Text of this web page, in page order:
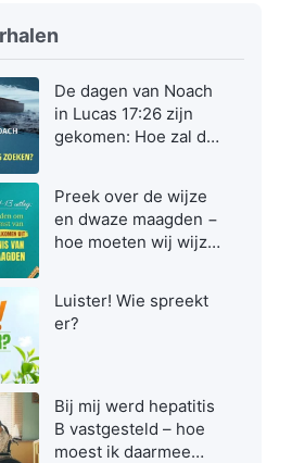
De dagen van Noach
in Lucas 17:26 zijn
gekomen: Hoe zal de
werken?
Preek over de wijze
en dwaze maagden −
hoe moeten wij wijze
Heer
Luister! Wie spreekt
er?
Bij mij werd hepatitis
B vastgesteld – hoe
moest ik daarmee